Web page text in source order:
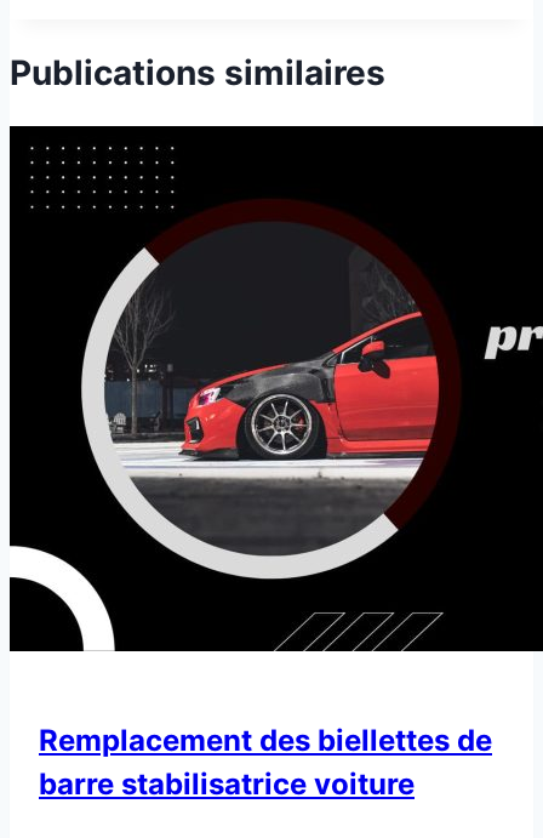
Publications similaires
Remplacement des biellettes de
barre stabilisatrice voiture